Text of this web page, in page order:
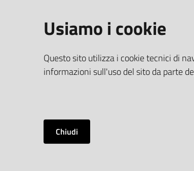
SEGUICI SU
facebookYouTubeInstagramLinkedin
Usiamo i cookie
Questo sito utilizza i cookie tecnici di
informazioni sull'uso del sito da parte
Chiudi